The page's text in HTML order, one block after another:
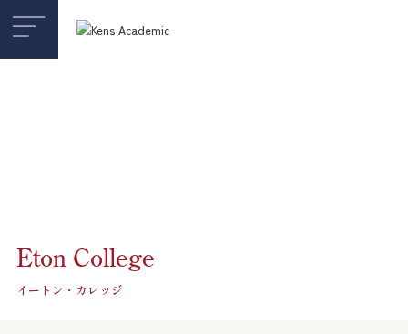
イギリス留学・受験
Study UK
Eton College
イートン・カレッジ